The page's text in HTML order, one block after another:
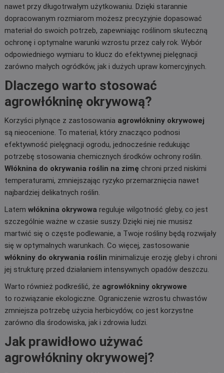
nawet przy długotrwałym użytkowaniu. Dzięki starannie
dopracowanym rozmiarom możesz precyzyjnie dopasować
materiał do swoich potrzeb, zapewniając roślinom skuteczną
ochronę i optymalne warunki wzrostu przez cały rok. Wybór
odpowiedniego wymiaru to klucz do efektywnej pielęgnacji
zarówno małych ogródków, jak i dużych upraw komercyjnych.
Dlaczego warto stosować
agrowłókninę okrywową?
Korzyści płynące z zastosowania agrowłókniny okrywowej
są nieocenione. To materiał, który znacząco podnosi
efektywność pielęgnacji ogrodu, jednocześnie redukując
potrzebę stosowania chemicznych środków ochrony roślin.
Włóknina do okrywania roślin na zimę chroni przed niskimi
temperaturami, zmniejszając ryzyko przemarznięcia nawet
najbardziej delikatnych roślin.
Latem włóknina okrywowa reguluje wilgotność gleby, co jest
szczególnie ważne w czasie suszy. Dzięki niej nie musisz
martwić się o częste podlewanie, a Twoje rośliny będą rozwijały
się w optymalnych warunkach. Co więcej, zastosowanie
włókniny do okrywania roślin minimalizuje erozję gleby i chroni
jej strukturę przed działaniem intensywnych opadów deszczu.
Warto również podkreślić, że agrowłókniny okrywowe
to rozwiązanie ekologiczne. Ograniczenie wzrostu chwastów
zmniejsza potrzebę użycia herbicydów, co jest korzystne
zarówno dla środowiska, jak i zdrowia ludzi.
Jak prawidłowo używać
agrowłókniny okrywowej?